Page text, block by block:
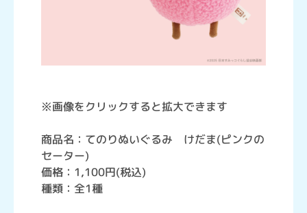
※画像をクリックすると拡大できます
商品名：てのりぬいぐるみ けだま(ピンクの
セーター)
価格：1,100円(税込)
種類：全1種